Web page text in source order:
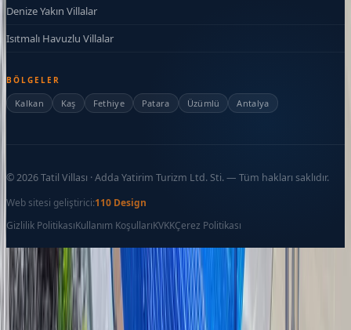
Denize Yakın Villalar
Isıtmalı Havuzlu Villalar
BÖLGELER
Kalkan Kaş Fethiye Patara Üzümlü Antalya
©2026Tatil Villası · Adda Yatirim Turizm Ltd. Sti. — Tüm hakları saklıdır.
Web sitesi geliştirici:110 Design
Gizlilik PolitikasıKullanım KoşullarıKVKKÇerez Politikası
Favoriler İletişim